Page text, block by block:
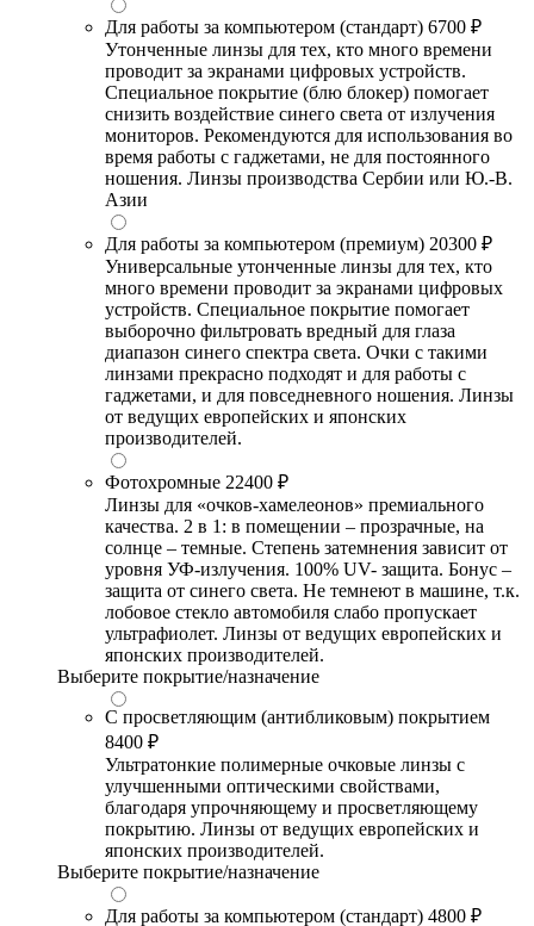
Для работы за компьютером (стандарт) 6700 ₽
Утонченные линзы для тех, кто много времени
проводит за экранами цифровых устройств.
Специальное покрытие (блю блокер) помогает
снизить воздействие синего света от излучения
мониторов. Рекомендуются для использования во
время работы с гаджетами, не для постоянного
ношения. Линзы производства Сербии или Ю.-В.
Азии
Для работы за компьютером (премиум) 20300 ₽
Универсальные утонченные линзы для тех, кто
много времени проводит за экранами цифровых
устройств. Специальное покрытие помогает
выборочно фильтровать вредный для глаза
диапазон синего спектра света. Очки с такими
линзами прекрасно подходят и для работы с
гаджетами, и для повседневного ношения. Линзы
от ведущих европейских и японских
производителей.
Фотохромные 22400 ₽
Линзы для «очков-хамелеонов» премиального
качества. 2 в 1: в помещении – прозрачные, на
солнце – темные. Степень затемнения зависит от
уровня УФ-излучения. 100% UV- защита. Бонус –
защита от синего света. Не темнеют в машине, т.к.
лобовое стекло автомобиля слабо пропускает
ультрафиолет. Линзы от ведущих европейских и
японских производителей.
Выберите покрытие/назначение
С просветляющим (антибликовым) покрытием
8400 ₽
Ультратонкие полимерные очковые линзы с
улучшенными оптическими свойствами,
благодаря упрочняющему и просветляющему
покрытию. Линзы от ведущих европейских и
японских производителей.
Выберите покрытие/назначение
Для работы за компьютером (стандарт) 4800 ₽